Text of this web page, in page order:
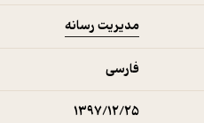
مدیریت رسانه
فارسی
۱۳۹۷/۱۲/۲۵